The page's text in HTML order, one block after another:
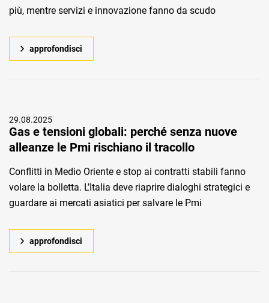
più, mentre servizi e innovazione fanno da scudo
approfondisci
29.08.2025
Gas e tensioni globali: perché senza nuove
alleanze le Pmi rischiano il tracollo
Conflitti in Medio Oriente e stop ai contratti stabili fanno
volare la bolletta. L’Italia deve riaprire dialoghi strategici e
guardare ai mercati asiatici per salvare le Pmi
approfondisci